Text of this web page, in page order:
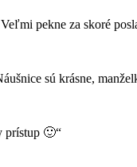
pekne za skoré
sú krásne,
prístup 🙂“